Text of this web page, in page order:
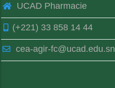
UCAD Pharmacie
(+221) 33 858 14 44
cea-agir-fc@ucad.edu.sn